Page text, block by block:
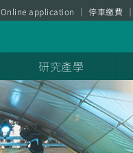
Online application 停車繳費
研究產學